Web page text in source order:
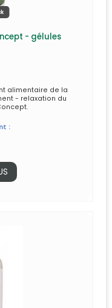
- gélules
alimentaire de la
- relaxation du
: